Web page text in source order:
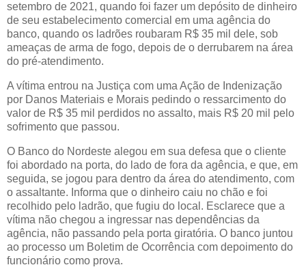
setembro de 2021, quando foi fazer um depósito de dinheiro
de seu estabelecimento comercial em uma agência do
banco, quando os ladrões roubaram R$ 35 mil dele, sob
ameaças de arma de fogo, depois de o derrubarem na área
do pré-atendimento.
A vítima entrou na Justiça com uma Ação de Indenização
por Danos Materiais e Morais pedindo o ressarcimento do
valor de R$ 35 mil perdidos no assalto, mais R$ 20 mil pelo
sofrimento que passou.
O Banco do Nordeste alegou em sua defesa que o cliente
foi abordado na porta, do lado de fora da agência, e que, em
seguida, se jogou para dentro da área do atendimento, com
o assaltante. Informa que o dinheiro caiu no chão e foi
recolhido pelo ladrão, que fugiu do local. Esclarece que a
vítima não chegou a ingressar nas dependências da
agência, não passando pela porta giratória. O banco juntou
ao processo um Boletim de Ocorrência com depoimento do
funcionário como prova.